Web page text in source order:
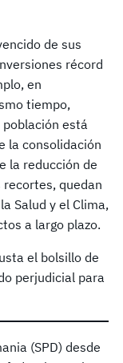
de sus
récord
en
tiempo,
está
la consolidación
la reducción de
recortes, quedan
Salud y el Clima,
a largo plazo.
el bolsillo de
perjudicial para
(SPD) desde